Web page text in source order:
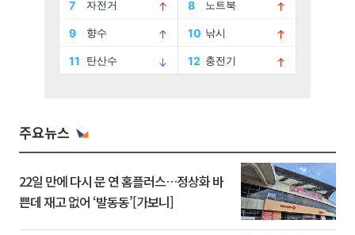
주요뉴스
22일 만에 다시 문 연 홈플러스…정상화 바
쁜데 재고 없어 ‘발동동’[가보니]